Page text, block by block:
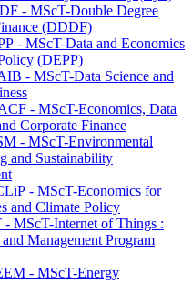
- MScT-Double Degree
(DDDF)
- MScT-Data and Economics
(DEPP)
- MScT-Data Science and
- MScT-Economics, Data
Corporate Finance
- MScT-Environmental
and Sustainability
- MScT-Economics for
and Climate Policy
MScT-Internet of Things :
Management Program
- MScT-Energy